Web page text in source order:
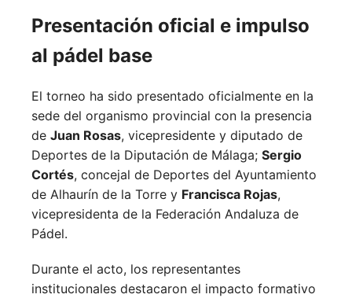
Presentación oficial e impulso
al pádel base
El torneo ha sido presentado oficialmente en la
sede del organismo provincial con la presencia
de Juan Rosas, vicepresidente y diputado de
Deportes de la Diputación de Málaga; Sergio
Cortés, concejal de Deportes del Ayuntamiento
de Alhaurín de la Torre y Francisca Rojas,
vicepresidenta de la Federación Andaluza de
Pádel.
Durante el acto, los representantes
institucionales destacaron el impacto formativo